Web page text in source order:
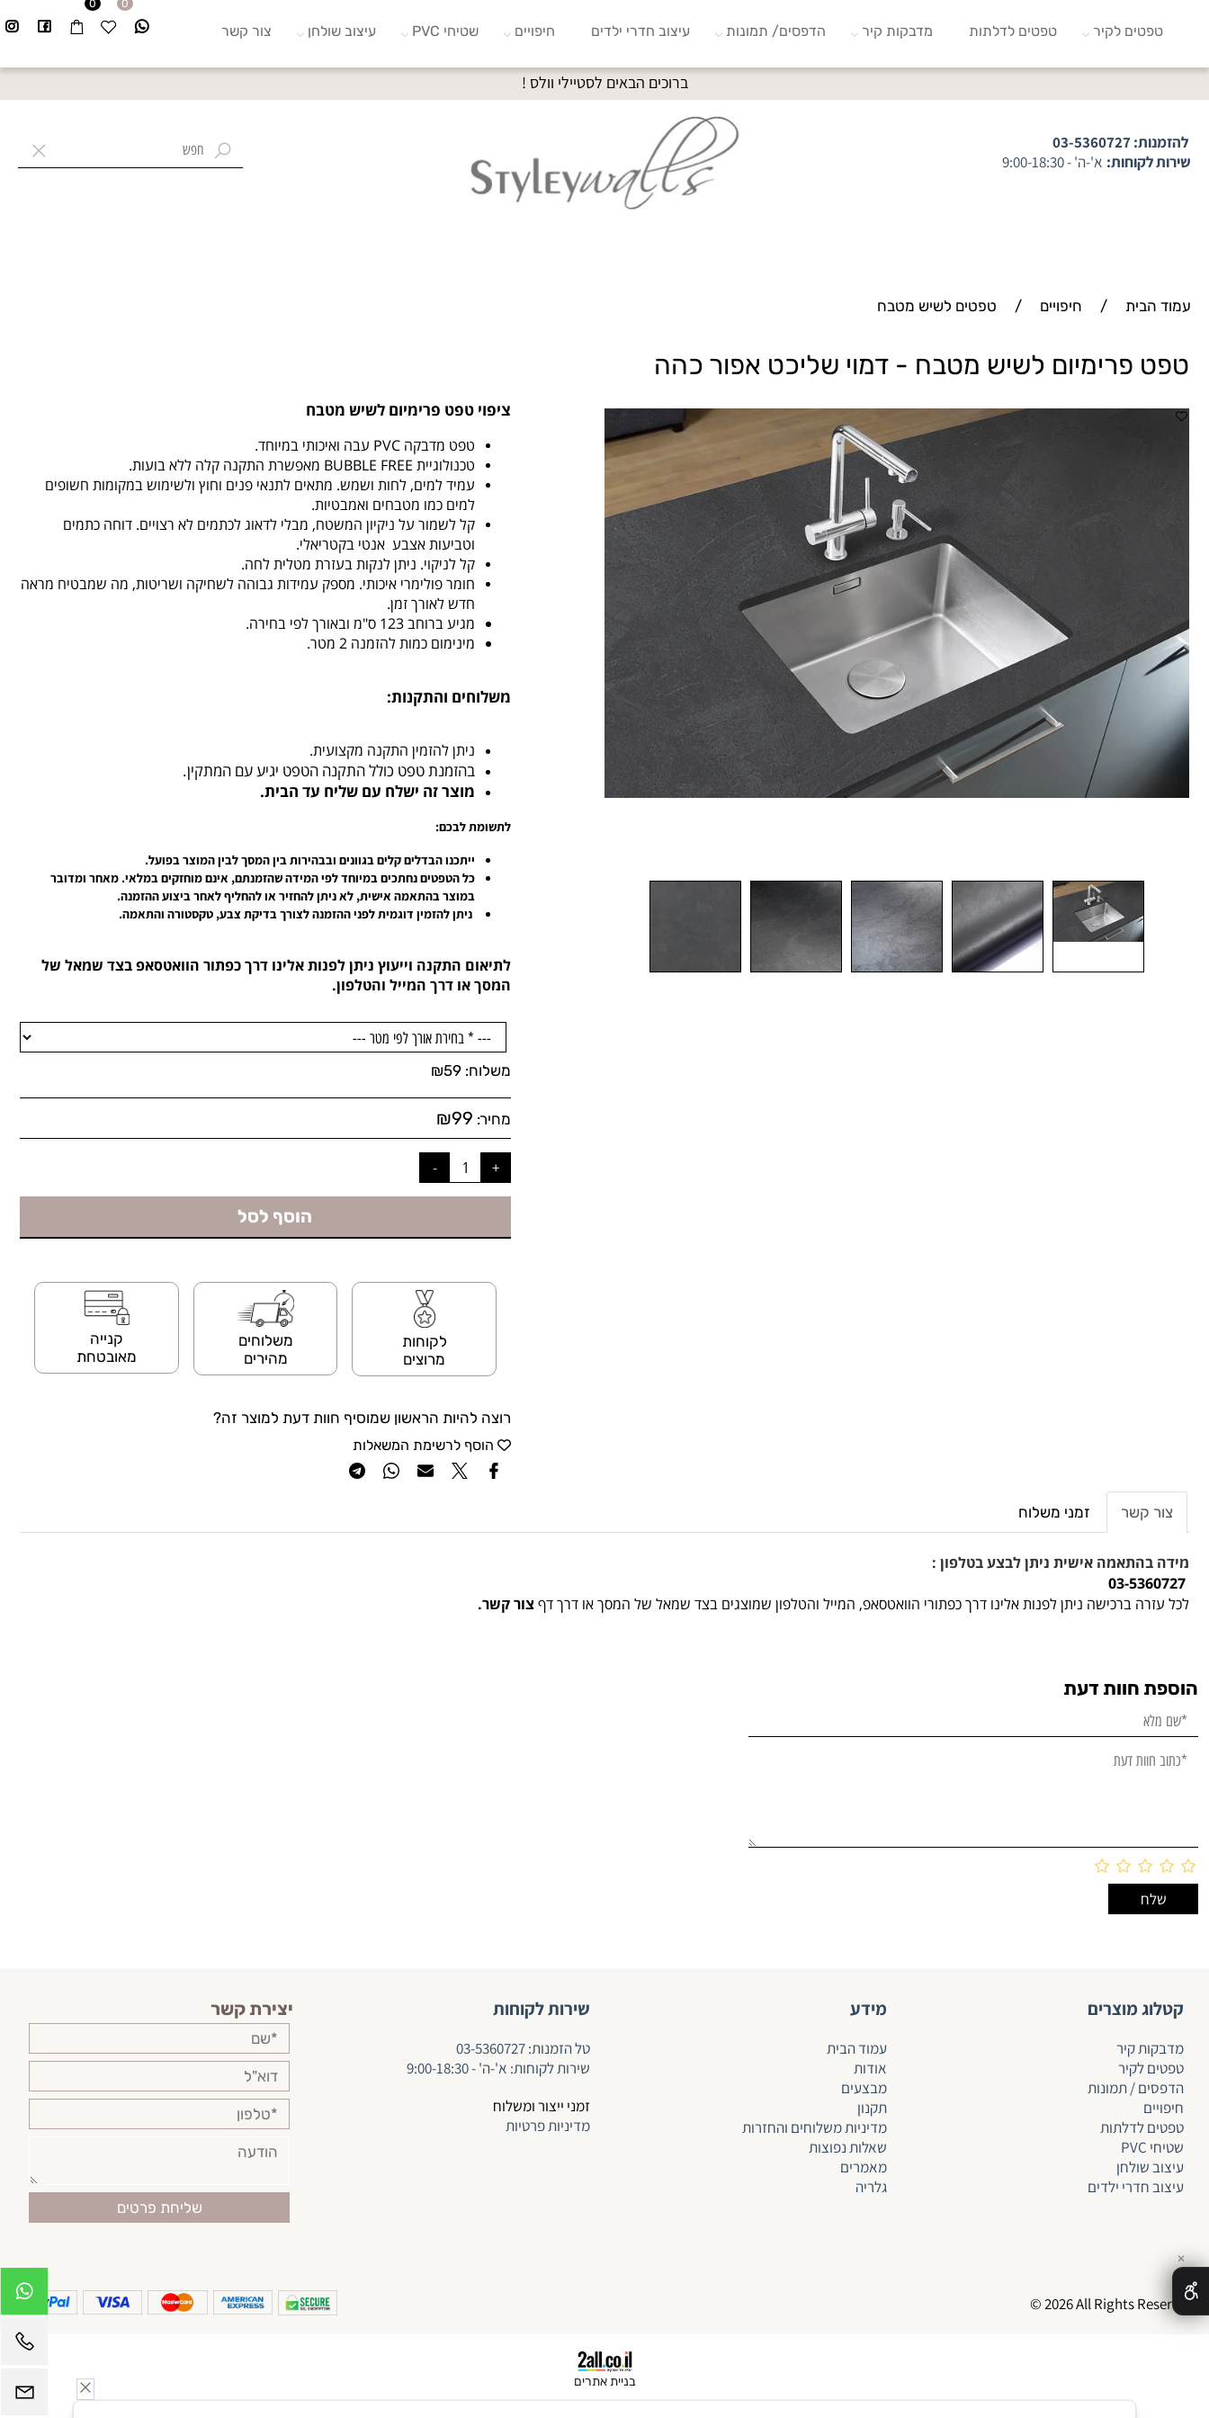
ברוכים הבאים לסטיילי וולס !
להזמנות:03-5360727
שירות לקוחות: א'-ה' - 9:00-18:30
0 0
טפטים לקיר טפטים לדלתות מדבקות קיר הדפסים/ תמונות עיצוב חדרי ילדים חיפויים שטיחי PVC עיצוב שולחן צור קשר
עמוד הבית / חיפויים / טפטים לשיש מטבח
טפט פרימיום לשיש מטבח - דמוי שליכט אפור כהה
ציפוי טפט פרימיום לשיש מטבח
טפט מדבקה PVC עבה ואיכותי במיוחד.
טכנולוגיית BUBBLE FREE מאפשרת התקנה קלה ללא בועות.
עמיד למים, לחות ושמש. מתאים לתנאי פנים וחוץ ולשימוש במקומות חשופים
למים כמו מטבחים ואמבטיות.
קל לשמור על ניקיון המשטח, מבלי לדאוג לכתמים לא רצויים. דוחה כתמים
וטביעות אצבע אנטי בקטריאלי.
קל לניקוי. ניתן לנקות בעזרת מטלית לחה.
חומר פולימרי איכותי. מספק עמידות גבוהה לשחיקה ושריטות, מה שמבטיח מראה
חדש לאורך זמן.
מגיע ברוחב 123 ס"מ ובאורך לפי בחירה.
מינימום כמות להזמנה 2 מטר.
משלוחים והתקנות:
ניתן להזמין התקנה מקצועית.
בהזמנת טפט כולל התקנה הטפט יגיע עם המתקין.
מוצר זה ישלח עם שליח עד הבית.
לתשומת לבכם:
ייתכנו הבדלים קלים בגוונים ובבהירות בין המסך לבין המוצר בפועל.
כל הטפטים נחתכים במיוחד לפי המידה שהזמנתם, אינם מוחזקים במלאי. מאחר ומדובר
במוצר בהתאמה אישית, לא ניתן להחזיר או להחליף לאחר ביצוע ההזמנה.
ניתן להזמין דוגמית לפני ההזמנה לצורך בדיקת צבע, טקסטורה והתאמה.
לתיאום התקנה וייעוץ ניתן לפנות אלינו דרך כפתור הוואטסאפ בצד שמאל של
המסך או דרך המייל והטלפון.
משלוח: ₪59
מחיר: ₪99
הוסף לסל
לקוחות
מרוצים
משלוחים
מהירים
קנייה
מאובטחת
רוצה להיות הראשון שמוסיף חוות דעת למוצר זה?
הוסף לרשימת המשאלות
צור קשר זמני משלוח
מידה בהתאמה אישית ניתן לבצע בטלפון :
03-5360727
לכל עזרה ברכישה ניתן לפנות אלינו דרך כפתורי הוואטסאפ, המייל והטלפון שמוצגים בצד שמאל של המסך או דרך דףצור קשר.
הוספת חוות דעת
קטלוג מוצרים
מדבקות קיר
טפטים לקיר
הדפסים / תמונות
חיפויים
טפטים לדלתות
שטיחי PVC
עיצוב שולחן
עיצוב חדרי ילדים
מידע
עמוד הבית
אודות
מבצעים
תקנון
מדיניות משלוחים והחזרות
שאלות נפוצות
מאמרים
גלריה
שירות לקוחות
טל הזמנות:03-5360727
שירות לקוחות: א'-ה' - 9:00-18:30
זמני ייצור ומשלוח
מדיניות פרטיות
יצירת קשר
© 2026 All Rights Reserved
בניית אתרים
✕